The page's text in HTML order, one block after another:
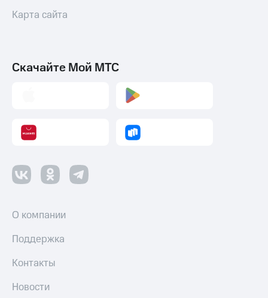
Карта сайта
Скачайте Мой МТС
О компании
Поддержка
Контакты
Новости